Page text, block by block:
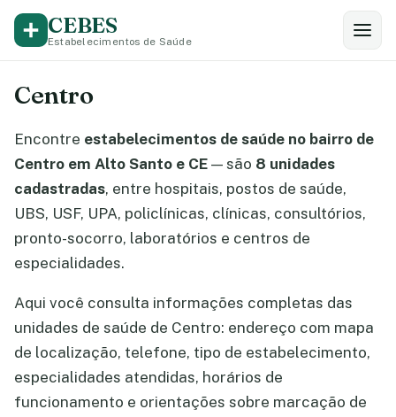
CEBES
Estabelecimentos de Saúde
Centro
Encontre estabelecimentos de saúde no bairro de
Centro em Alto Santo e CE — são 8 unidades
cadastradas, entre hospitais, postos de saúde,
UBS, USF, UPA, policlínicas, clínicas, consultórios,
pronto-socorro, laboratórios e centros de
especialidades.
Aqui você consulta informações completas das
unidades de saúde de Centro: endereço com mapa
de localização, telefone, tipo de estabelecimento,
especialidades atendidas, horários de
funcionamento e orientações sobre marcação de